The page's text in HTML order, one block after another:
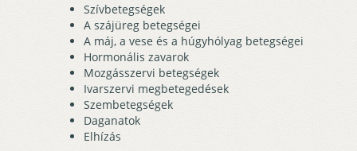
Szívbetegségek
A szájüreg betegségei
A máj, a vese és a húgyhólyag betegségei
Hormonális zavarok
Mozgásszervi betegségek
Ivarszervi megbetegedések
Szembetegségek
Daganatok
Elhízás